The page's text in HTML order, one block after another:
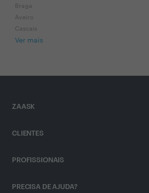
Braga
Aveiro
Cascais
Ver mais
ZAASK
CLIENTES
PROFISSIONAIS
PRECISA DE AJUDA?